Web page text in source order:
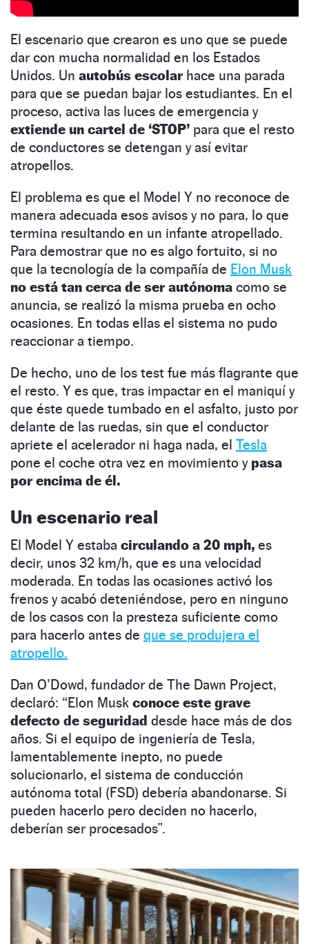
El escenario que crearon es uno que se puede
dar con mucha normalidad en los Estados
Unidos. Un autobús escolarhace una parada
para que se puedan bajar los estudiantes. En el
proceso, activa las luces de emergencia y
extiende un cartel de ‘STOP’ para que el resto
de conductores se detengan y así evitar
atropellos.
El problema es que el Model Y no reconoce de
manera adecuada esos avisos y no para, lo que
termina resultando en un infante atropellado.
Para demostrar que no es algo fortuito, si no
que la tecnología de la compañía de Elon Musk
no está tan cerca de ser autónoma como se
anuncia, se realizó la misma prueba en ocho
ocasiones. En todas ellas el sistema no pudo
reaccionar a tiempo.
De hecho, uno de los test fue más flagrante que
el resto. Y es que, tras impactar en el maniquí y
que éste quede tumbado en el asfalto, justo por
delante de las ruedas, sin que el conductor
apriete el acelerador ni haga nada, el Tesla
pone el coche otra vez en movimiento y pasa
por encima de él.
Un escenario real
El Model Y estaba circulando a 20 mph, es
decir, unos 32 km/h, que es una velocidad
moderada. En todas las ocasiones activó los
frenos y acabó deteniéndose, pero en ninguno
de los casos con la presteza suficiente como
para hacerlo antes de que se produjera el
atropello.
Dan O’Dowd, fundador de The Dawn Project,
declaró: “Elon Musk conoce este grave
defecto de seguridad desde hace más de dos
años. Si el equipo de ingeniería de Tesla,
lamentablemente inepto, no puede
solucionarlo, el sistema de conducción
autónoma total (FSD) debería abandonarse. Si
pueden hacerlo pero deciden no hacerlo,
deberían ser procesados”.